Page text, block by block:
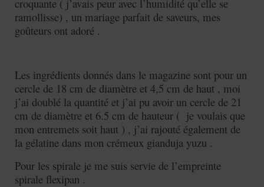
croquante ( j’avais peur avec l’humidité qu’elle se
ramollisse) , un mariage parfait de saveurs, mes
goûteurs ont adoré .
Les ingrédients donnés dans le magazine sont pour un
cercle de 18 cm de diamètre et 4,5 cm de haut , moi
j’ai doublé la quantité et j’ai pu avoir un cercle de 21
cm de diamètre et 6.5 cm de hauteur ( je voulais que
mon entremets soit haut ) , j’ai rajouté également de
la gélatine dans mon crémeux gianduja yuzu .
Pour les spirale je me suis servie de l’empreinte
spirale flexipan .